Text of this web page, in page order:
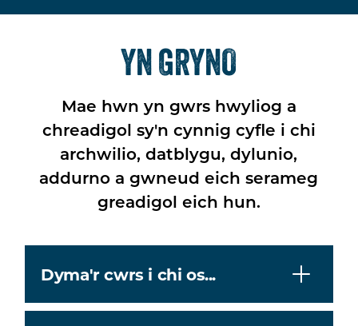
YN GRYNO
Mae hwn yn gwrs hwyliog a
chreadigol sy'n cynnig cyfle i chi
archwilio, datblygu, dylunio,
addurno a gwneud eich serameg
greadigol eich hun.
Dyma'r cwrs i chi os...